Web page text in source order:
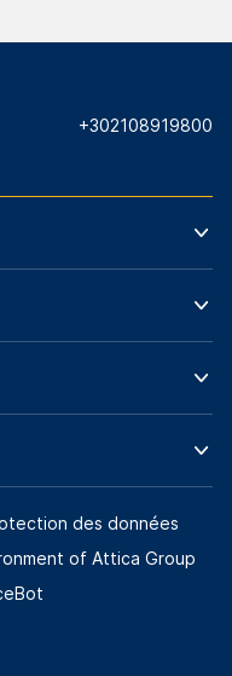
+302108919800
des données
of Attica Group